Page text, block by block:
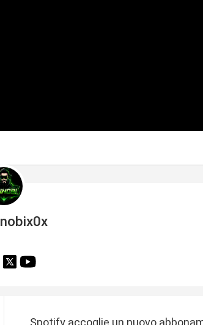
Spotify accoglie un nuovo